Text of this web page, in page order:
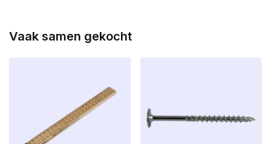
Vaak samen gekocht